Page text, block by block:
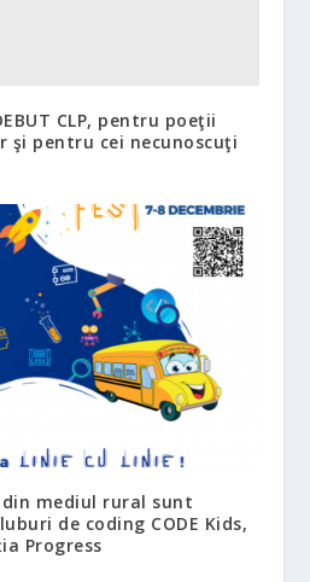
CLP, pentru poeţii
şi pentru cei necunoscuţi
din mediul rural sunt
de coding CODE Kids,
Progress